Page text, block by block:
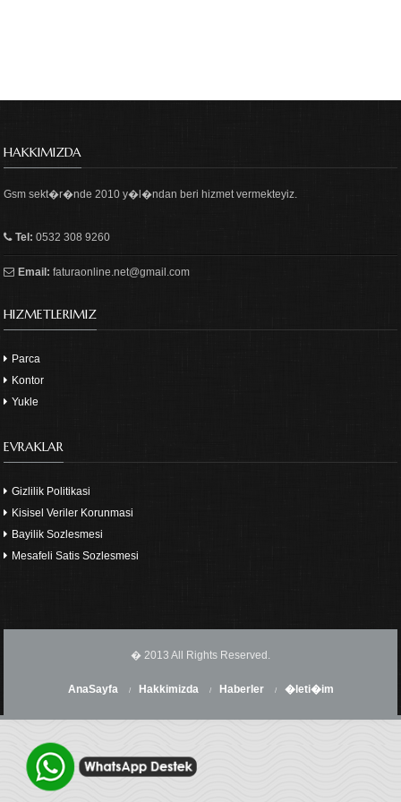
HAKKIMIZDA
Gsm sekt�r�nde 2010 y�l�ndan beri hizmet vermekteyiz.
Tel: 0532 308 9260
Email: faturaonline.net@gmail.com
HIZMETLERIMIZ
Parca
Kontor
Yukle
EVRAKLAR
Gizlilik Politikasi
Kisisel Veriler Korunmasi
Bayilik Sozlesmesi
Mesafeli Satis Sozlesmesi
� 2013 All Rights Reserved.
AnaSayfa Hakkimizda Haberler �leti�im